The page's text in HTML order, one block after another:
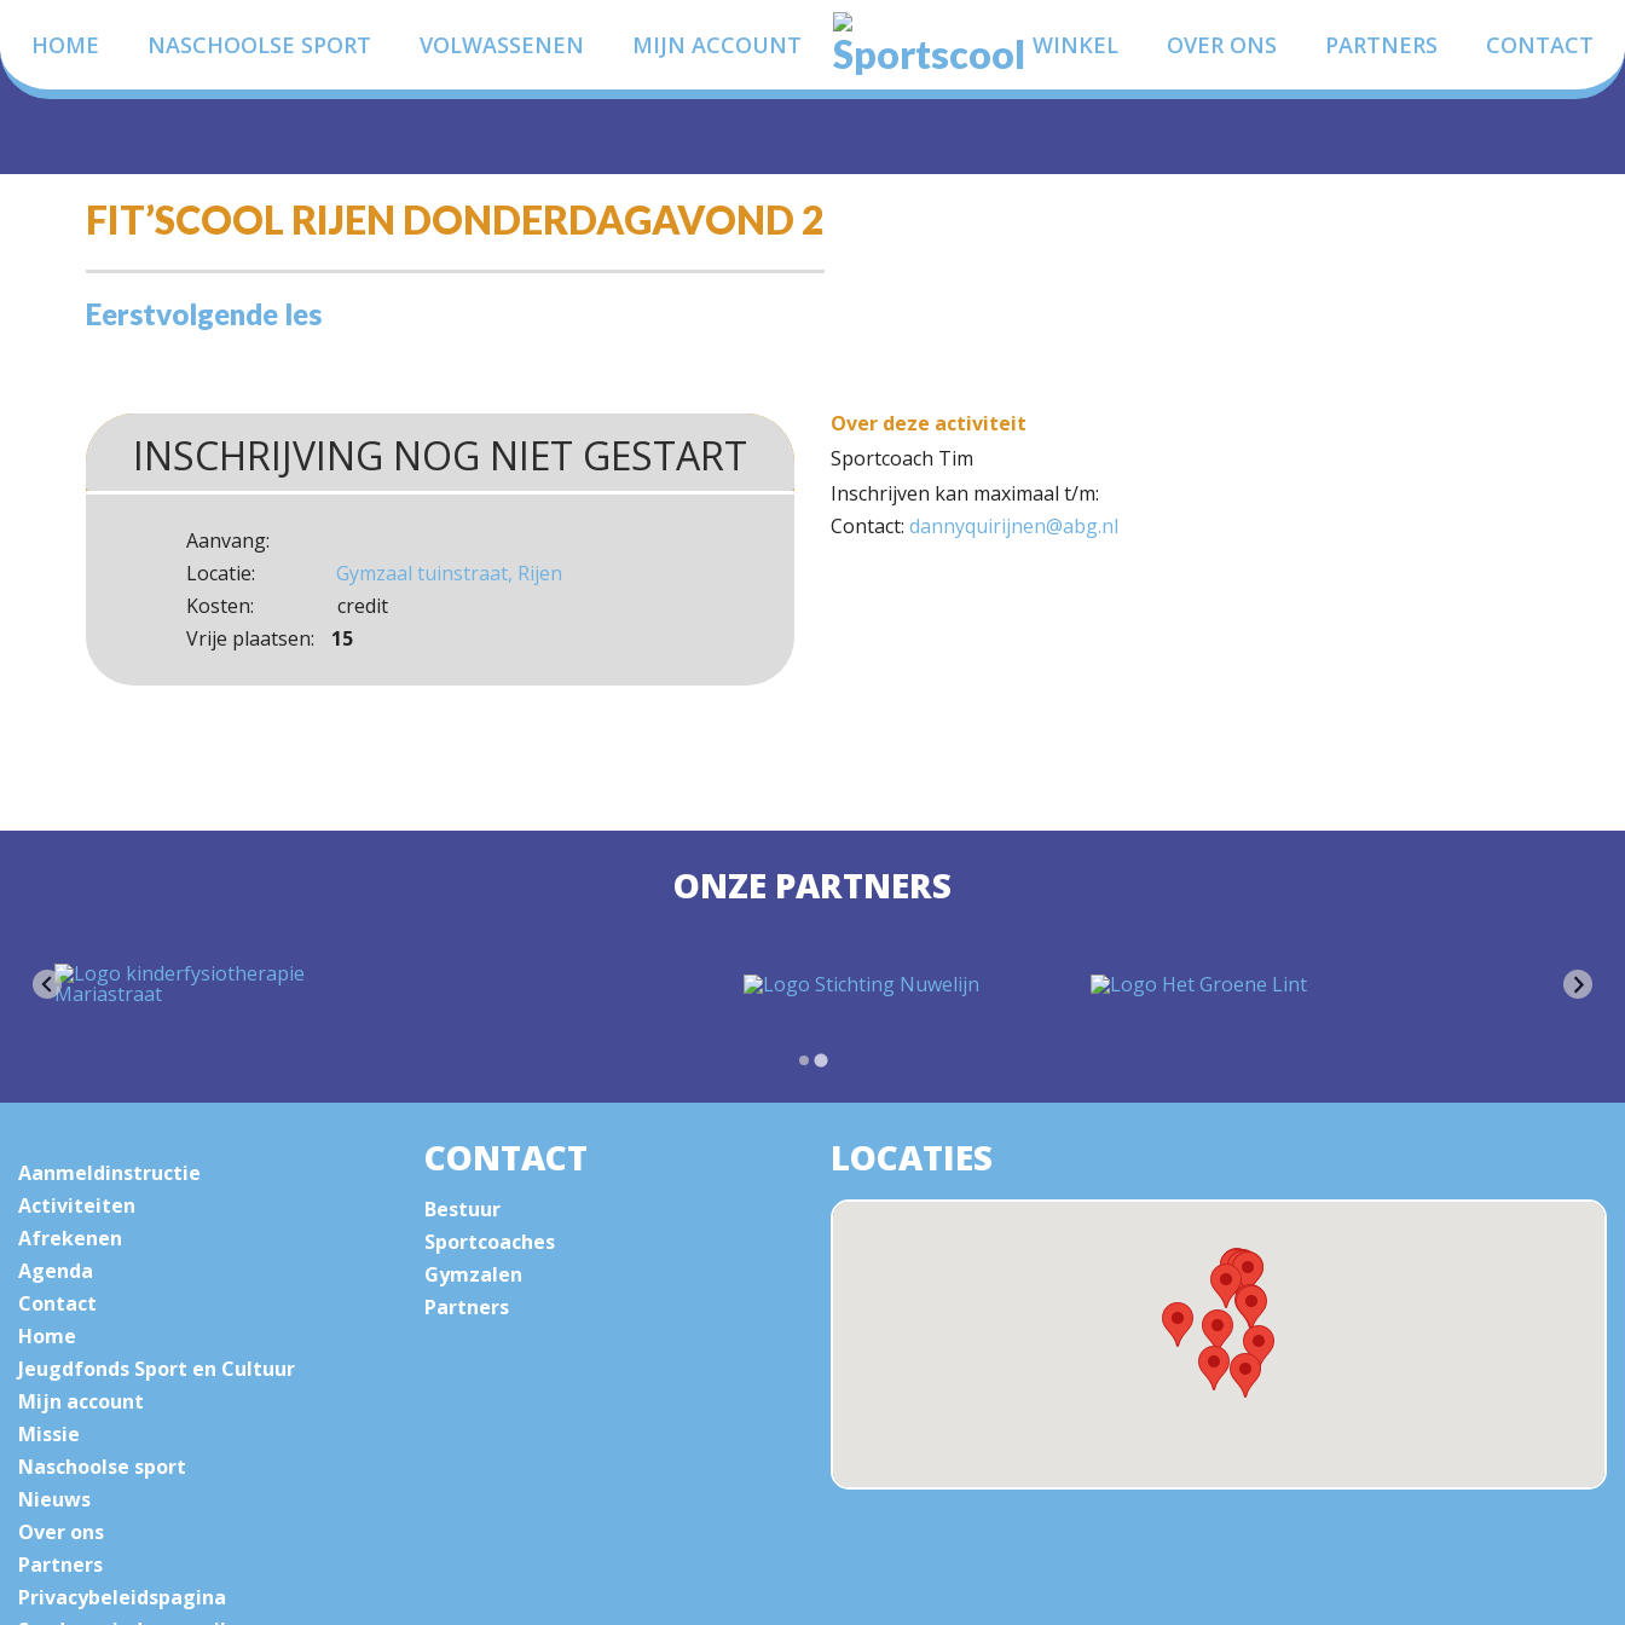
HOME NASCHOOLSE SPORT VOLWASSENEN MIJN ACCOUNT WINKEL OVER ONS PARTNERS CONTACT
FIT’SCOOL RIJEN DONDERDAGAVOND 2
Eerstvolgende les
INSCHRIJVING NOG NIET GESTART
Aanvang:
Locatie:
Gymzaal tuinstraat, Rijen
Kosten:
credit
Vrije plaatsen:
15
Over deze activiteit
Sportcoach Tim
Inschrijven kan maximaal t/m:
Contact: dannyquirijnen@abg.nl
ONZE PARTNERS
Aanmeldinstructie
Activiteiten
Afrekenen
Agenda
Contact
Home
Jeugdfonds Sport en Cultuur
Mijn account
Missie
Naschoolse sport
Nieuws
Over ons
Partners
Privacybeleidspagina
CONTACT
Bestuur
Sportcoaches
Gymzalen
Partners
LOCATIES